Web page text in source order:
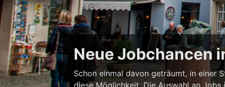
Neue Jobchancen
Schon einmal davon geträumt, in einer